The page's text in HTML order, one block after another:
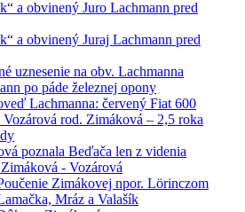
a obvinený Juro Lachmann pred
a obvinený Juraj Lachmann pred
uznesenie na obv. Lachmanna
po páde železnej opony
Lachmanna: červený Fiat 600
rod. Zimáková – 2,5 roka
poznala Beďača len z videnia
- Vozárová
Zimákovej npor. Lörinczom
Mráz a Valašík